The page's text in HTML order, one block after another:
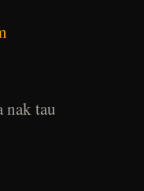
nak tau